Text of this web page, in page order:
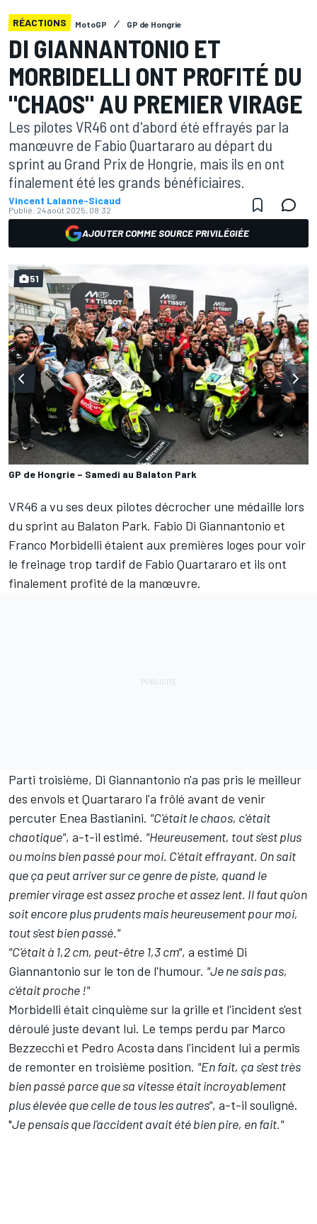
RÉACTIONS MotoGP GP de Hongrie
DI GIANNANTONIO ET
MORBIDELLI ONT PROFITÉ DU
"CHAOS" AU PREMIER VIRAGE
Les pilotes VR46 ont d'abord été effrayés par la
manœuvre de Fabio Quartararo au départ du
sprint au Grand Prix de Hongrie, mais ils en ont
finalement été les grands bénéficiaires.
Vincent Lalanne-Sicaud
Publié: 24 août 2025, 08:32
AJOUTER COMME SOURCE PRIVILÉGIÉE
GP de Hongrie – Samedi au Balaton Park
51
VR46 a vu ses deux pilotes décrocher une médaille lors
du sprint au Balaton Park. Fabio Di Giannantonio et
Franco Morbidelli étaient aux premières loges pour voir
le freinage trop tardif de Fabio Quartararo et ils ont
finalement profité de la manœuvre.
Parti troisième, Di Giannantonio n'a pas pris le meilleur
des envols et Quartararo l'a frôlé avant de venir
percuter Enea Bastianini. "C'était le chaos, c'était
chaotique", a-t-il estimé. "Heureusement, tout s'est plus
ou moins bien passé pour moi. C'était effrayant. On sait
que ça peut arriver sur ce genre de piste, quand le
premier virage est assez proche et assez lent. Il faut qu'on
soit encore plus prudents mais heureusement pour moi,
tout s'est bien passé."
"C'était à 1,2 cm, peut-être 1,3 cm", a estimé Di
Giannantonio sur le ton de l'humour. "Je ne sais pas,
c'était proche !"
Morbidelli était cinquième sur la grille et l'incident s'est
déroulé juste devant lui. Le temps perdu par Marco
Bezzecchi et Pedro Acosta dans l'incident lui a permis
de remonter en troisième position. "En fait, ça s'est très
bien passé parce que sa vitesse était incroyablement
plus élevée que celle de tous les autres", a-t-il souligné.
"Je pensais que l'accident avait été bien pire, en fait."